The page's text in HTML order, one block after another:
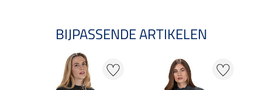
BIJPASSENDE ARTIKELEN